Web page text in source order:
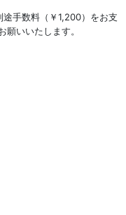
手数料（￥1,200）をお支
いいたします。